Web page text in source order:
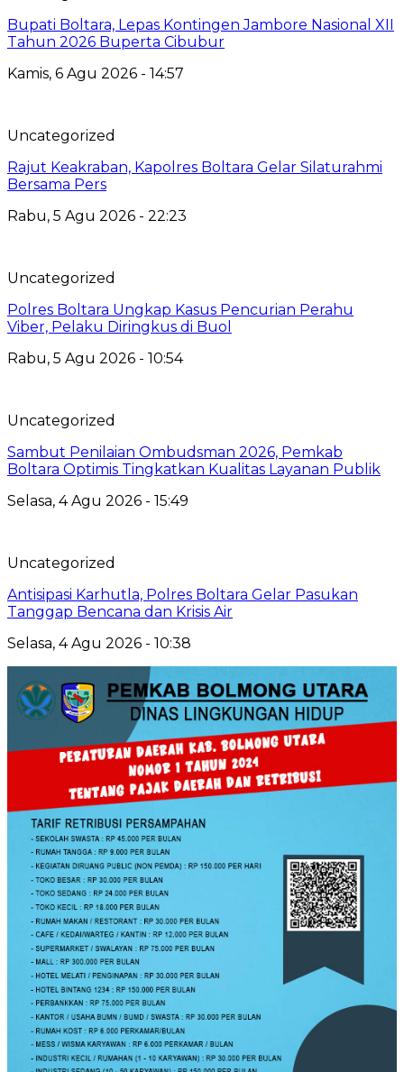
Bupati Boltara, Lepas Kontingen Jambore Nasional XII
Tahun 2026 Buperta Cibubur
Kamis, 6 Agu 2026 - 14:57
Uncategorized
Rajut Keakraban, Kapolres Boltara Gelar Silaturahmi
Bersama Pers
Rabu, 5 Agu 2026 - 22:23
Uncategorized
Polres Boltara Ungkap Kasus Pencurian Perahu
Viber, Pelaku Diringkus di Buol
Rabu, 5 Agu 2026 - 10:54
Uncategorized
Sambut Penilaian Ombudsman 2026, Pemkab
Boltara Optimis Tingkatkan Kualitas Layanan Publik
Selasa, 4 Agu 2026 - 15:49
Uncategorized
Antisipasi Karhutla, Polres Boltara Gelar Pasukan
Tanggap Bencana dan Krisis Air
Selasa, 4 Agu 2026 - 10:38